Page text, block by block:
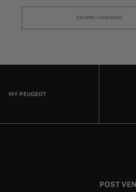
SCOPRI I VANTAGGI
MY PEUGEOT
POST